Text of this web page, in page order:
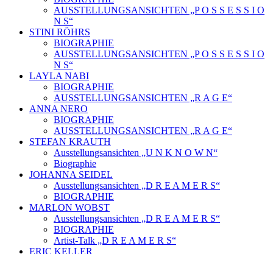
AUSSTELLUNGSANSICHTEN „P O S S E S S I O
N S“
STINI RÖHRS
BIOGRAPHIE
AUSSTELLUNGSANSICHTEN „P O S S E S S I O
N S“
LAYLA NABI
BIOGRAPHIE
AUSSTELLUNGSANSICHTEN „R A G E“
ANNA NERO
BIOGRAPHIE
AUSSTELLUNGSANSICHTEN „R A G E“
STEFAN KRAUTH
Ausstellungsansichten „U N K N O W N“
Biographie
JOHANNA SEIDEL
Ausstellungsansichten „D R E A M E R S“
BIOGRAPHIE
MARLON WOBST
Ausstellungsansichten „D R E A M E R S“
BIOGRAPHIE
Artist-Talk „D R E A M E R S“
ERIC KELLER